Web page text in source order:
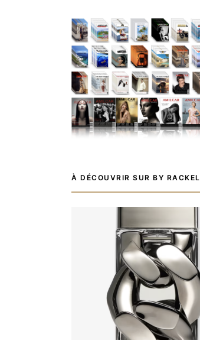
À DÉCOUVRIR SUR BY RACKEL